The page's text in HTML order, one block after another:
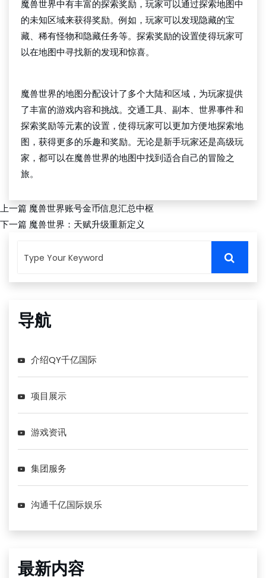
魔兽世界中有丰富的探索奖励，玩家可以通过探索地图中
的未知区域来获得奖励。例如，玩家可以发现隐藏的宝
藏、稀有怪物和隐藏任务等。探索奖励的设置使得玩家可
以在地图中寻找新的发现和惊喜。
魔兽世界的地图分配设计了多个大陆和区域，为玩家提供
了丰富的游戏内容和挑战。交通工具、副本、世界事件和
探索奖励等元素的设置，使得玩家可以更加方便地探索地
图，获得更多的乐趣和奖励。无论是新手玩家还是高级玩
家，都可以在魔兽世界的地图中找到适合自己的冒险之
旅。
上一篇 魔兽世界账号金币信息汇总中枢
下一篇 魔兽世界：天赋升级重新定义
导航
介绍QY千亿国际
项目展示
游戏资讯
集团服务
沟通千亿国际娱乐
最新内容